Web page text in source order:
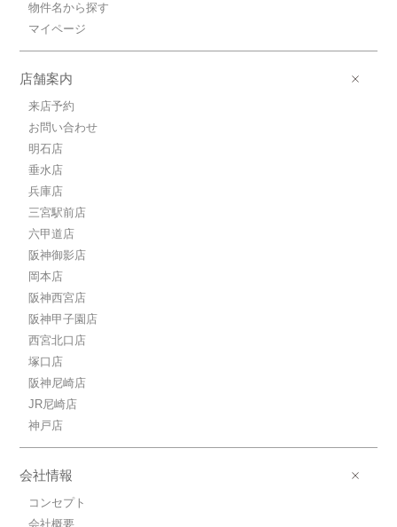
物件名から探す
マイページ
店舗案内
来店予約
お問い合わせ
明石店
垂水店
兵庫店
三宮駅前店
六甲道店
阪神御影店
岡本店
阪神西宮店
阪神甲子園店
西宮北口店
塚口店
阪神尼崎店
JR尼崎店
神戸店
会社情報
コンセプト
会社概要